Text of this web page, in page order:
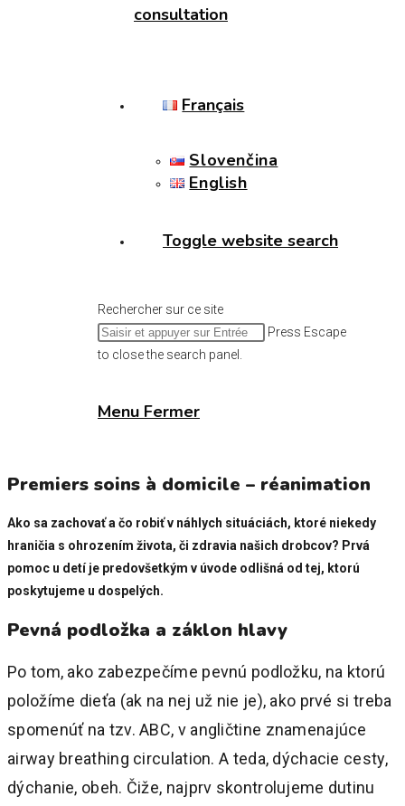
consultation
Français
Slovenčina
English
Toggle website search
Rechercher sur ce site
Press Escape
to close the search panel.
Menu Fermer
Premiers soins à domicile – réanimation
Ako sa zachovať a čo robiť v náhlych situáciách, ktoré niekedy
hraničia s ohrozením života, či zdravia našich drobcov? Prvá
pomoc u detí je predovšetkým v úvode odlišná od tej, ktorú
poskytujeme u dospelých.
Pevná podložka a záklon hlavy
Po tom, ako zabezpečíme pevnú podložku, na ktorú
položíme dieťa (ak na nej už nie je), ako prvé si treba
spomenúť na tzv. ABC, v angličtine znamenajúce
airway breathing circulation. A teda, dýchacie cesty,
dýchanie, obeh. Čiže, najprv skontrolujeme dutinu